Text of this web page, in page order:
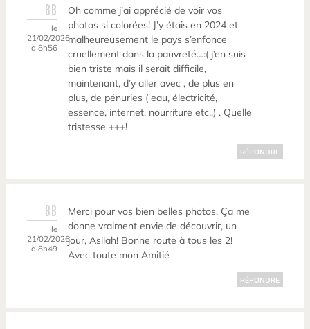
BB
le
21/02/2026
à 8h56
Oh comme j’ai apprécié de voir vos
photos si colorées! J’y étais en 2024 et
malheureusement le pays s’enfonce
cruellement dans la pauvreté…:( j’en suis
bien triste mais il serait difficile,
maintenant, d’y aller avec , de plus en
plus, de pénuries ( eau, électricité,
essence, internet, nourriture etc..) . Quelle
tristesse +++!
RÉPONDRE
BB
le
21/02/2026
à 8h49
Merci pour vos bien belles photos. Ça me
donne vraiment envie de découvrir, un
jour, Asilah! Bonne route à tous les 2!
Avec toute mon Amitié
RÉPONDRE